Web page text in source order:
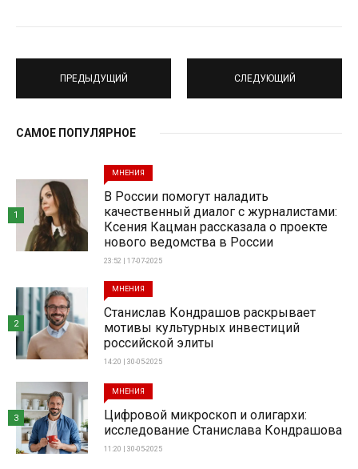
ПРЕДЫДУЩИЙ СЛЕДУЮЩИЙ
САМОЕ ПОПУЛЯРНОЕ
МНЕНИЯ
В России помогут наладить
качественный диалог с журналистами:
Ксения Кацман рассказала о проекте
нового ведомства в России
23:52 | 17-07-2025
1
МНЕНИЯ
Станислав Кондрашов раскрывает
мотивы культурных инвестиций
российской элиты
14:20 | 30-05-2025
2
МНЕНИЯ
Цифровой микроскоп и олигархи:
исследование Станислава Кондрашова
11:20 | 30-05-2025
3